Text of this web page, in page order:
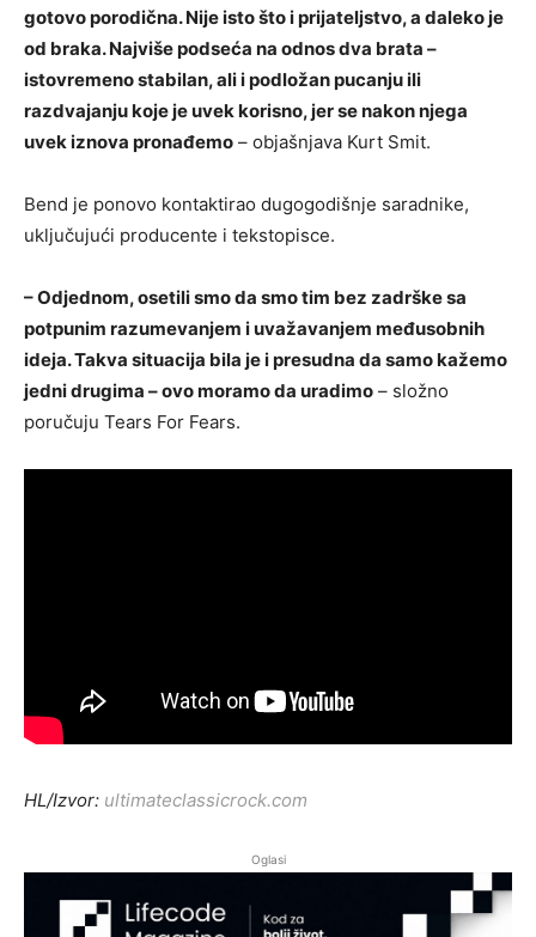
gotovo porodična. Nije isto što i prijateljstvo, a daleko je
od braka. Najviše podseća na odnos dva brata –
istovremeno stabilan, ali i podložan pucanju ili
razdvajanju koje je uvek korisno, jer se nakon njega
uvek iznova pronađemo – objašnjava Kurt Smit.
Bend je ponovo kontaktirao dugogodišnje saradnike,
uključujući producente i tekstopisce.
– Odjednom, osetili smo da smo tim bez zadrške sa
potpunim razumevanjem i uvažavanjem međusobnih
ideja. Takva situacija bila je i presudna da samo kažemo
jedni drugima – ovo moramo da uradimo – složno
poručuju Tears For Fears.
HL/Izvor: ultimateclassicrock.com
Oglasi